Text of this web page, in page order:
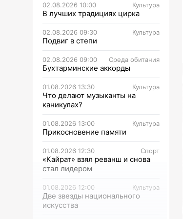
02.08.2026 10:00 Культура
В лучших традициях цирка
02.08.2026 09:30 Культура
Подвиг в степи
02.08.2026 09:00 Среда обитания
Бухтарминские аккорды
01.08.2026 13:30 Культура
Что делают музыканты на
каникулах?
01.08.2026 13:00 Культура
Прикосновение памяти
01.08.2026 12:30 Спорт
«Кайрат» взял реванш и снова
стал лидером
01.08.2026 12:00 Культура
Две звезды национального
искусства